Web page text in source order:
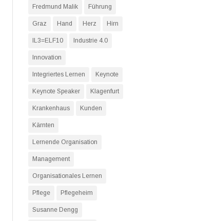
Fredmund Malik Führung
Graz Hand Herz Hirn
IL3=ELF10 Industrie 4.0
Innovation
Integriertes Lernen Keynote
Keynote Speaker Klagenfurt
Krankenhaus Kunden
Kärnten
Lernende Organisation
Management
Organisationales Lernen
Pflege Pflegeheim
Susanne Dengg